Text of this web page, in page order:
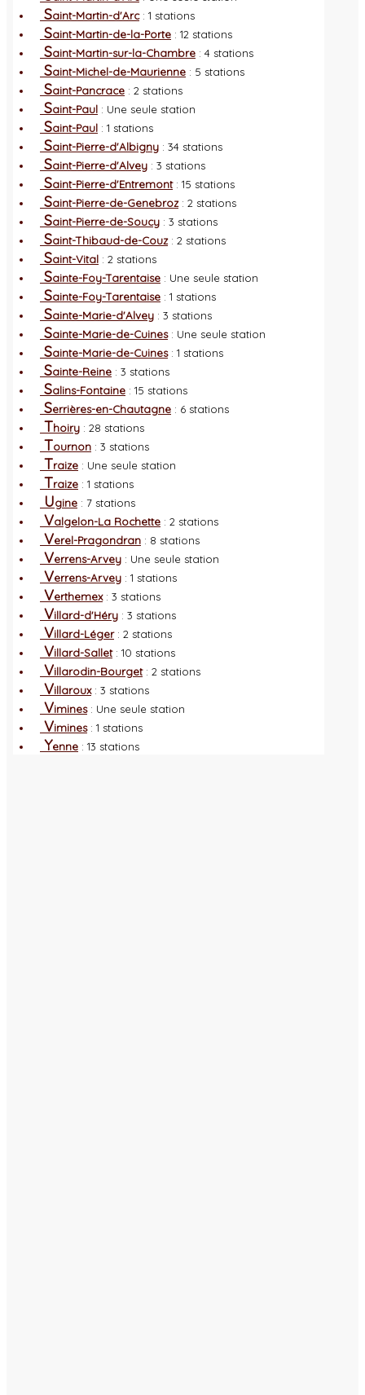
Saint-Martin-d'Arc: 1 stations
Saint-Martin-de-la-Porte : 12 stations
Saint-Martin-sur-la-Chambre : 4 stations
Saint-Michel-de-Maurienne : 5 stations
Saint-Pancrace : 2 stations
Saint-Paul : Une seule station
Saint-Paul : 1 stations
Saint-Pierre-d'Albigny : 34 stations
Saint-Pierre-d'Alvey : 3 stations
Saint-Pierre-d'Entremont: 15 stations
Saint-Pierre-de-Genebroz: 2 stations
Saint-Pierre-de-Soucy : 3 stations
Saint-Thibaud-de-Couz: 2 stations
Saint-Vital : 2 stations
Sainte-Foy-Tarentaise : Une seule station
Sainte-Foy-Tarentaise : 1 stations
Sainte-Marie-d'Alvey : 3 stations
Sainte-Marie-de-Cuines: Une seule station
Sainte-Marie-de-Cuines: 1 stations
Sainte-Reine : 3 stations
Salins-Fontaine : 15 stations
Serrières-en-Chautagne : 6 stations
Thoiry : 28 stations
Tournon : 3 stations
Traize : Une seule station
Traize : 1 stations
Ugine : 7 stations
Valgelon-La Rochette : 2 stations
Verel-Pragondran : 8 stations
Verrens-Arvey : Une seule station
Verrens-Arvey : 1 stations
Verthemex: 3 stations
Villard-d'Héry : 3 stations
Villard-Léger: 2 stations
Villard-Sallet: 10 stations
Villarodin-Bourget: 2 stations
Villaroux: 3 stations
Vimines: Une seule station
Vimines: 1 stations
Yenne : 13 stations